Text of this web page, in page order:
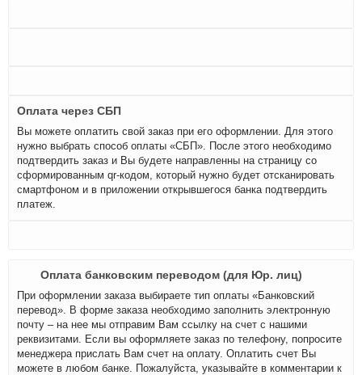
Оплата через СБП
Вы можете оплатить свой заказ при его оформлении. Для этого
нужно выбрать способ оплаты «СБП». После этого необходимо
подтвердить заказ и Вы будете направленны на страницу со
сформированным qr-кодом, который нужно будет отсканировать
смартфоном и в приложении открывшегося банка подтвердить
платеж.
Оплата банковским переводом (для Юр. лиц)
При оформлении заказа выбираете тип оплаты «Банковский
перевод». В форме заказа необходимо заполнить электронную
почту – на нее мы отправим Вам ссылку на счет с нашими
реквизитами. Если вы оформляете заказ по телефону, попросите
менеджера прислать Вам счет на оплату. Оплатить счет Вы
можете в любом банке. Пожалуйста, указывайте в комментарии к